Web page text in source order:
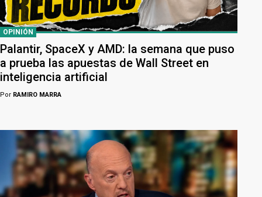
OPINIÓN
Palantir, SpaceX y AMD: la semana que puso
a prueba las apuestas de Wall Street en
inteligencia artificial
Por RAMIRO MARRA